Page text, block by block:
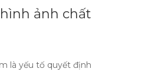
ảnh chất
là yếu tố quyết định